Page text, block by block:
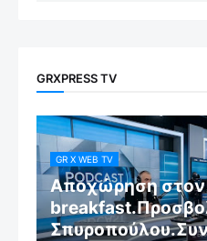
GRXPRESS TV
GR X WEB TV
Αποχώρηση στον